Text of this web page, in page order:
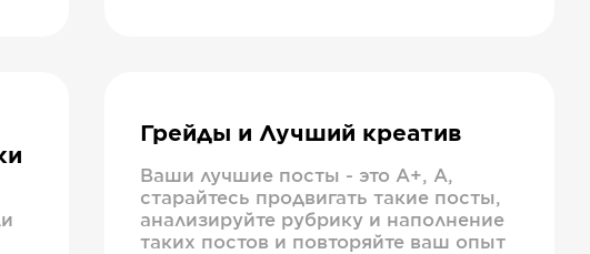
Грейды и Лучший креатив
Ваши лучшие посты - это А+, А,
старайтесь продвигать такие посты,
анализируйте рубрику и наполнение
таких постов и повторяйте ваш опыт